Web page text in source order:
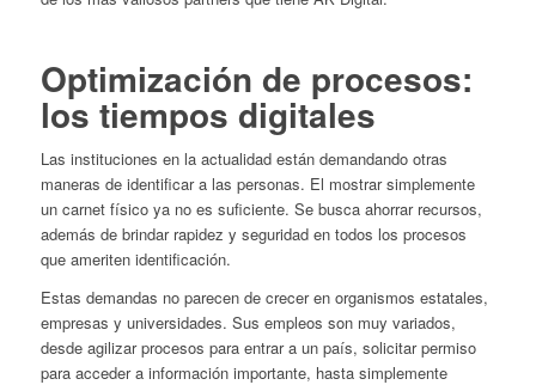
Optimización de procesos:
los tiempos digitales
Las instituciones en la actualidad están demandando otras
maneras de identificar a las personas. El mostrar simplemente
un carnet físico ya no es suficiente. Se busca ahorrar recursos,
además de brindar rapidez y seguridad en todos los procesos
que ameriten identificación.
Estas demandas no parecen de crecer en organismos estatales,
empresas y universidades. Sus empleos son muy variados,
desde agilizar procesos para entrar a un país, solicitar permiso
para acceder a información importante, hasta simplemente